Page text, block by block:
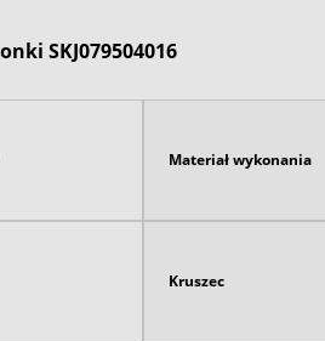
SKJ079504016
Materiał wykonania
Kruszec